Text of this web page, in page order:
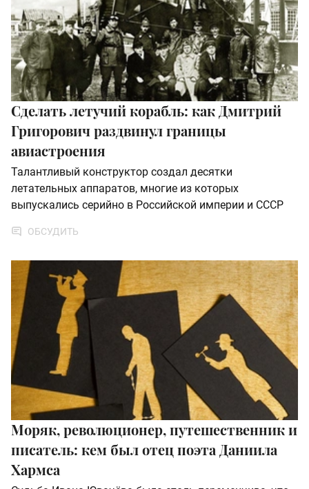
Сделать летучий корабль: как Дмитрий
Григорович раздвинул границы
авиастроения
Талантливый конструктор создал десятки
летательных аппаратов, многие из которых
выпускались серийно в Российской империи и СССР
ОБСУДИТЬ
Моряк, революционер, путешественник и
писатель: кем был отец поэта Даниила
Хармса